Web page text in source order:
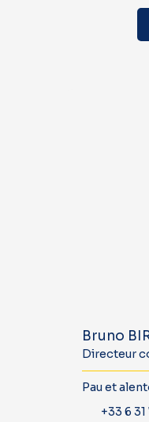
Bruno
Directeur
Pau et
+33 6